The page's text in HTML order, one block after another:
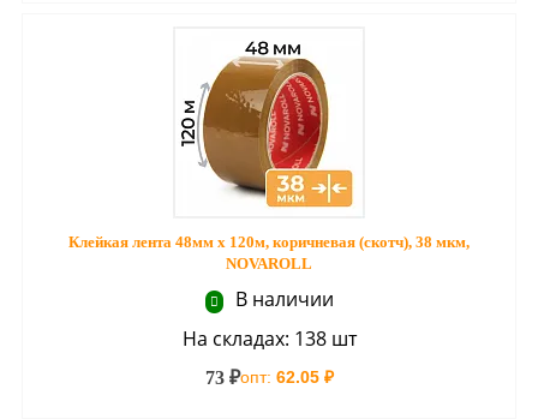
Клейкая лента 48мм х 120м, коричневая (скотч), 38 мкм,
NOVAROLL
В наличии
На складах: 138 шт
73 ₽опт: 62.05 ₽